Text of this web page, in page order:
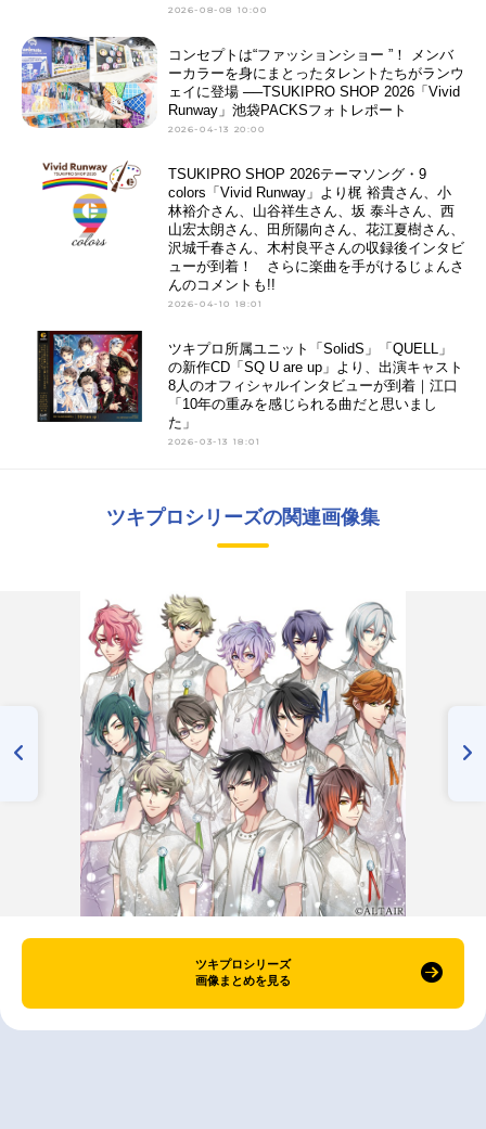
2026-08-08 10:00
コンセプトは“ファッションショー ”！ メンバ
ーカラーを身にまとったタレントたちがランウ
ェイに登場 ──TSUKIPRO SHOP 2026「Vivid
Runway」池袋PACKSフォトレポート
2026-04-13 20:00
TSUKIPRO SHOP 2026テーマソング・9
colors「Vivid Runway」より梶 裕貴さん、小
林裕介さん、山谷祥生さん、坂 泰斗さん、西
山宏太朗さん、田所陽向さん、花江夏樹さん、
沢城千春さん、木村良平さんの収録後インタビ
ューが到着！ さらに楽曲を手がけるじょんさ
んのコメントも!!
2026-04-10 18:01
ツキプロ所属ユニット「SolidS」「QUELL」
の新作CD「SQ U are up」より、出演キャスト
8人のオフィシャルインタビューが到着｜江口
「10年の重みを感じられる曲だと思いまし
た」
2026-03-13 18:01
ツキプロシリーズの関連画像集
ツキプロシリーズ
画像まとめを見る